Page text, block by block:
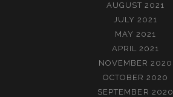
AUGUST 2021
JULY 2021
MAY 2021
APRIL 2021
NOVEMBER 2020
OCTOBER 2020
SEPTEMBER 2020